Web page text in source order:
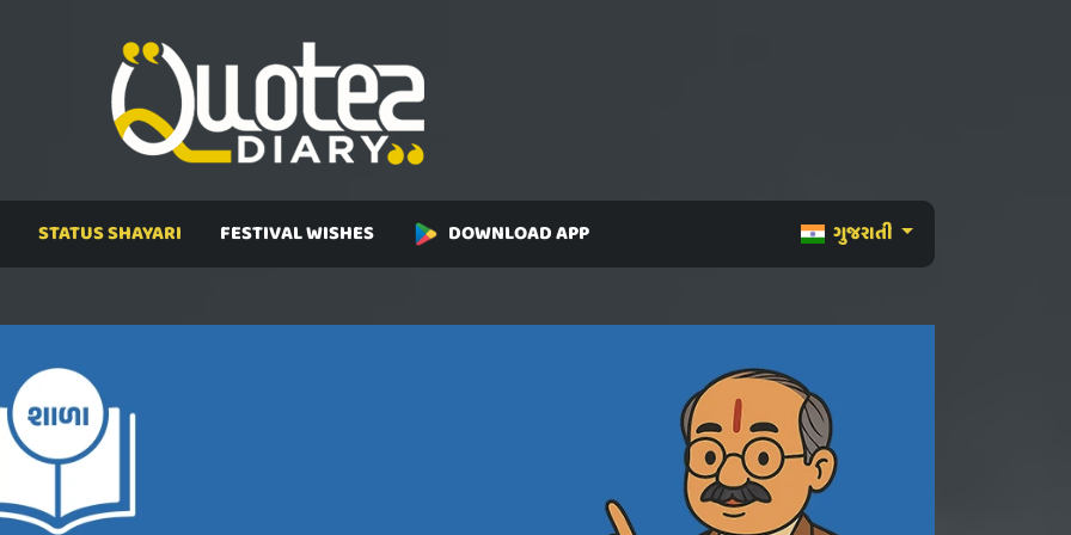
ગુજરાતી
STATUS SHAYARI FESTIVAL WISHES DOWNLOAD APP